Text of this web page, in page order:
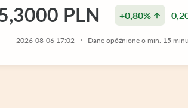
PLN +0,80%
2026-08-06 17:02 Dane opóźnione o min. 15